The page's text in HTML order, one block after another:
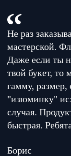
Не раз
мастерской.
Даже если ты
твой букет, то
гамму, размер,
"изюминку"
случая.
быстрая.
Борис